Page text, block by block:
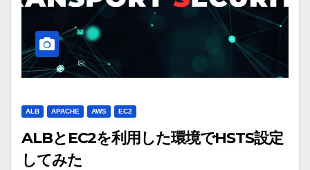
ALB APACHE AWS EC2
ALBとEC2を利用した環境でHSTS設定
してみた